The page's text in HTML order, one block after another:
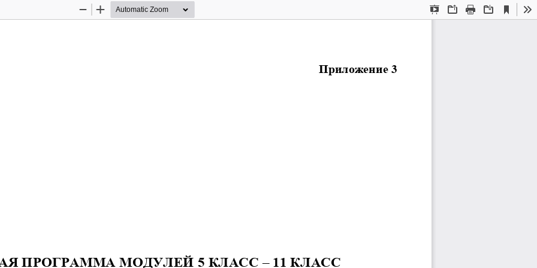
Presentation
OpenPrint Download
Current
View
Zoom
Zoom
Приложение 3
ПРОГРАММА МОДУЛЕЙ 5 КЛАСС – 11 КЛАСС